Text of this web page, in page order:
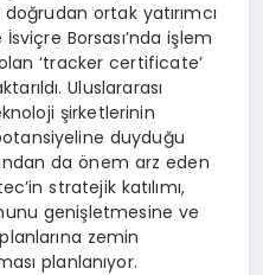
doğrudan ortak yatırımcı
Borsası’nda işlem
‘tracker certificate’
Uluslararası
şirketlerinin
duyduğu
da önem arz eden
stratejik katılımı,
genişletmesine ve
zemin
planlanıyor.